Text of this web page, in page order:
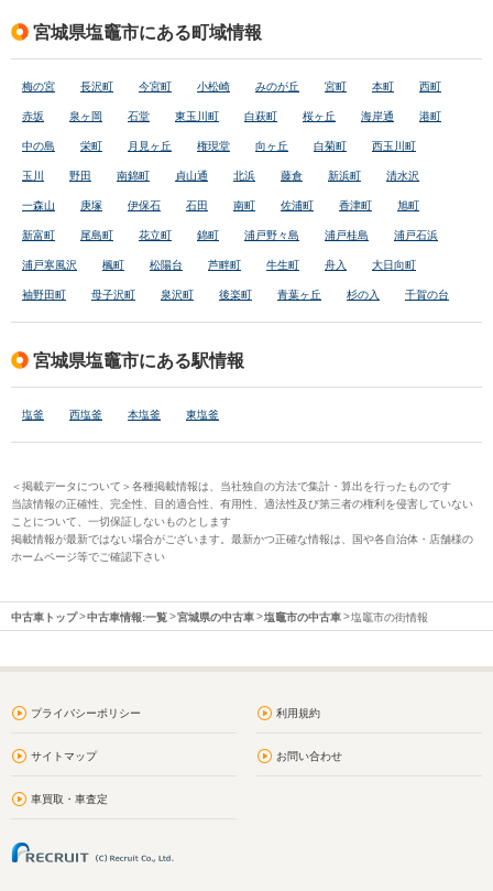
宮城県塩竈市にある町域情報
梅の宮 長沢町 今宮町 小松崎 みのが丘 宮町 本町 西町
赤坂 泉ヶ岡 石堂 東玉川町 白萩町 桜ヶ丘 海岸通 港町
中の島 栄町 月見ヶ丘 権現堂 向ヶ丘 白菊町 西玉川町
玉川 野田 南錦町 貞山通 北浜 藤倉 新浜町 清水沢
一森山 庚塚 伊保石 石田 南町 佐浦町 香津町 旭町
新富町 尾島町 花立町 錦町 浦戸野々島 浦戸桂島 浦戸石浜
浦戸寒風沢 楓町 松陽台 芦畔町 牛生町 舟入 大日向町
袖野田町 母子沢町 泉沢町 後楽町 青葉ヶ丘 杉の入 千賀の台
宮城県塩竈市にある駅情報
塩釜 西塩釜 本塩釜 東塩釜
＜掲載データについて＞各種掲載情報は、当社独自の方法で集計・算出を行ったものです
当該情報の正確性、完全性、目的適合性、有用性、適法性及び第三者の権利を侵害していない
ことについて、一切保証しないものとします
掲載情報が最新ではない場合がございます。最新かつ正確な情報は、国や各自治体・店舗様の
ホームページ等でご確認下さい
中古車トップ 中古車情報:一覧 宮城県の中古車 塩竈市の中古車 塩竈市の街情報
プライバシーポリシー 利用規約
サイトマップ お問い合わせ
車買取・車査定